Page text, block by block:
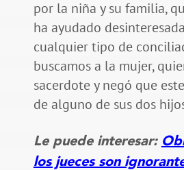
por la niña y su familia,
ha ayudado
cualquier tipo de
buscamos a la mujer,
sacerdote y negó que
de alguno de sus dos
Le puede interesar:
los jueces son